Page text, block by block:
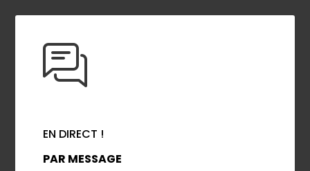
EN DIRECT !
PAR MESSAGE